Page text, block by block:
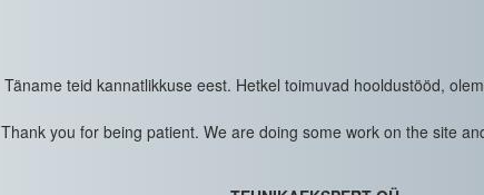
Täname teid kannatlikkuse eest. Hetkel toimuvad hooldustööd,
Thank you for being patient. We are doing some work on the site